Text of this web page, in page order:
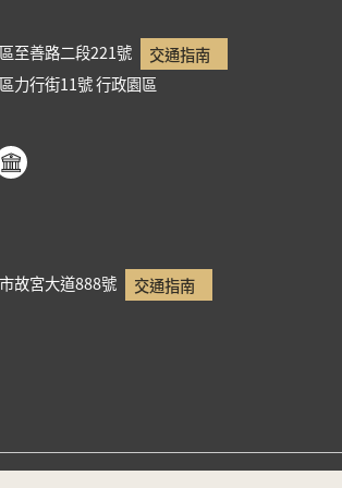
至善路二段221號
交通指南
力行街11號行政園區
故宮大道888號
交通指南